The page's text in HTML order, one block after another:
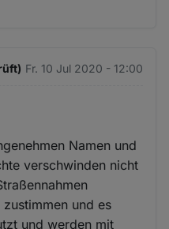
Fr. 10 Jul 2020 - 12:00
Namen und
verschwinden nicht
und es
und werden mit